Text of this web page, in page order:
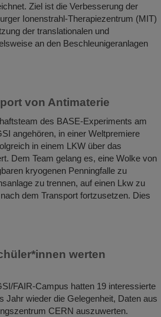
Ziel ist die Verbesserung der
Ionenstrahl-Therapiezentrum (MIT)
der translationalen und
an den Beschleunigeranlagen
von Antimaterie
des BASE-Experiments am
angehören, in einer Weltpremiere
in einem LKW über das
Dem Team gelang es, eine Wolke von
kryogenen Penningfalle zu
zu trennen, auf einen Lkw zu
dem Transport fortzusetzen. Dies
werten
FAIR-Campus hatten 19 interessierte
Jahr wieder die Gelegenheit, Daten aus
CERN auszuwerten.